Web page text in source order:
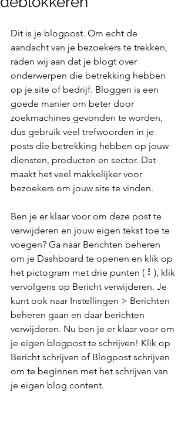
Dit is je blogpost. Om echt de
aandacht van je bezoekers te trekken,
raden wij aan dat je blogt over
onderwerpen die betrekking hebben
op je site of bedrijf. Bloggen is een
goede manier om beter door
zoekmachines gevonden te worden,
dus gebruik veel trefwoorden in je
posts die betrekking hebben op jouw
diensten, producten en sector. Dat
maakt het veel makkelijker voor
bezoekers om jouw site te vinden.
Ben je er klaar voor om deze post te
verwijderen en jouw eigen tekst toe te
voegen? Ga naar Berichten beheren
om je Dashboard te openen en klik op
het pictogram met drie punten ( ⠇), klik
vervolgens op Bericht verwijderen. Je
kunt ook naar Instellingen > Berichten
beheren gaan en daar berichten
verwijderen. Nu ben je er klaar voor om
je eigen blogpost te schrijven! Klik op
Bericht schrijven of Blogpost schrijven
om te beginnen met het schrijven van
je eigen blog content.